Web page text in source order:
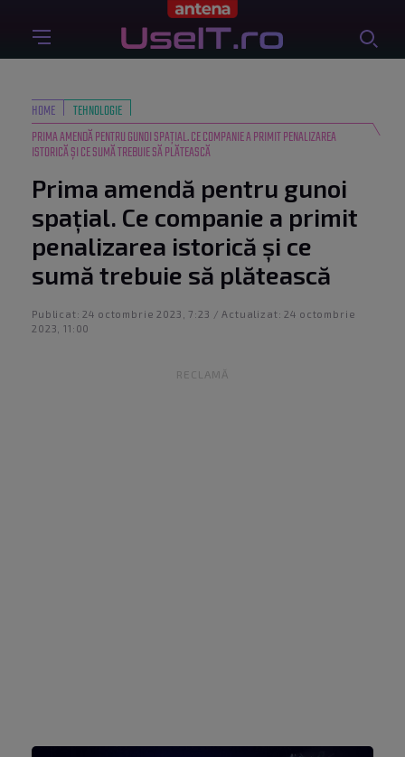
HOME
TEHNOLOGIE
PRIMA AMENDĂ PENTRU GUNOI SPAȚIAL. CE COMPANIE A PRIMIT PENALIZAREA
ISTORICĂ ȘI CE SUMĂ TREBUIE SĂ PLĂTEASCĂ
Prima amendă pentru gunoi
spațial. Ce companie a primit
penalizarea istorică și ce
sumă trebuie să plătească
Publicat: 24 octombrie 2023, 7:23 / Actualizat: 24 octombrie
2023, 11:00
RECLAMĂ